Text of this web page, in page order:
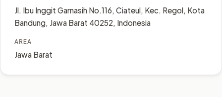
Jl. Ibu Inggit Garnasih No.116, Ciateul, Kec. Regol, Kota
Bandung, Jawa Barat 40252, Indonesia
AREA
Jawa Barat